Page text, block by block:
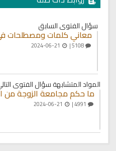
سؤال الفتوى السابق
معاني كلمات ومصطلحات
5108 |
المواد المتشابهةسؤال الفتوى
ما حكم مجامعة الزوجة من